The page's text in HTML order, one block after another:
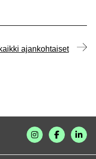
ajankohtaiset